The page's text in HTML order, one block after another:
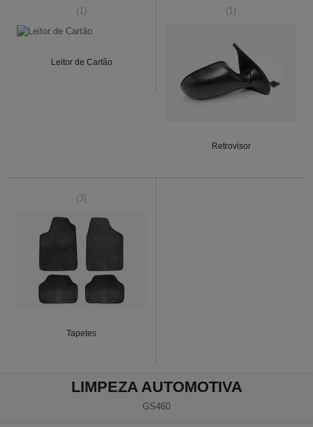
(1)
Leitor de Cartão
(1)
Retrovisor
(3)
Tapetes
LIMPEZA AUTOMOTIVA
GS460